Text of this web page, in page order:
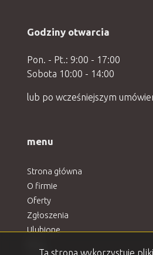
Godziny otwarcia
Pon. - Pt.: 9:00 - 17:00
Sobota 10:00 - 14:00
lub po wcześniejszym
menu
Strona główna
O firmie
Oferty
Zgłoszenia
Ulubione
Ta strona wykorzystuje